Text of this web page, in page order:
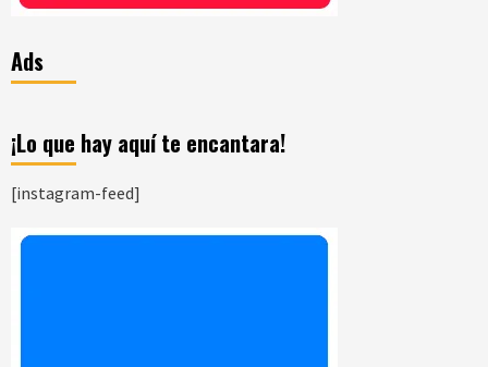
Ads
¡Lo que hay aquí te encantara!
[instagram-feed]